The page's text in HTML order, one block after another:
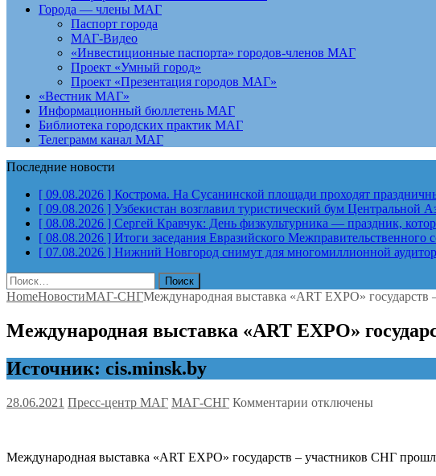
Города — члены МАГ
Паспорт города
МАГ-Видео
«Инвестиционные паспорта» городов-членов МАГ
Проект «Умный город»
Проект «Презентация городов МАГ»
«Вестник МАГ»
Информационный бюллетень МАГ
Библиотека городских практик МАГ
Телеграмм канал МАГ
Последние новости
[ 09.08.2026 ] Кострома. На Сусанинской площади проходят
[ 09.08.2026 ] Узбекистан возглавил туристический бум Центральной
[ 08.08.2026 ] Сергей Кравчук: День физкультурника — праздник,
[ 08.08.2026 ] Итоги заседания Евразийского Межправительственного
[ 07.08.2026 ] Нижний Новгород снимут для многомиллионной
Найти:
HomeНовостиМАГ-СНГМеждународная выставка «ART EXPO»
Международная выставка «ART EXPO»
Источник: cis.minsk.by
28.06.2021 Пресс-центр МАГ МАГ-СНГ Комментарии к
«ART
отключены
Международная выставка «ART EXPO» государств – участников СНГ